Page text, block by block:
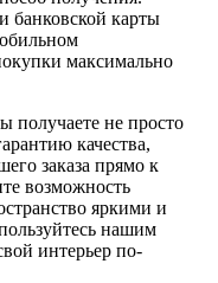
банковской карты
максимально
получаете не просто
качества,
заказа прямо к
возможность
яркими и
нашим
интерьер по-